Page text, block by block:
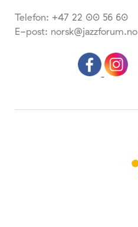
Telefon: +47 22 00 56 60
E-post: norsk@jazzforum.no